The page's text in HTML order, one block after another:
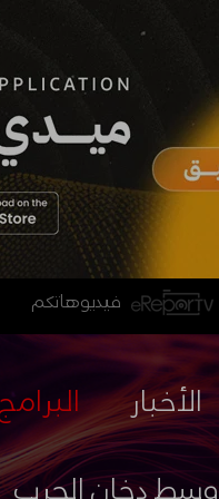
فيديوهاتكم
الأخبار